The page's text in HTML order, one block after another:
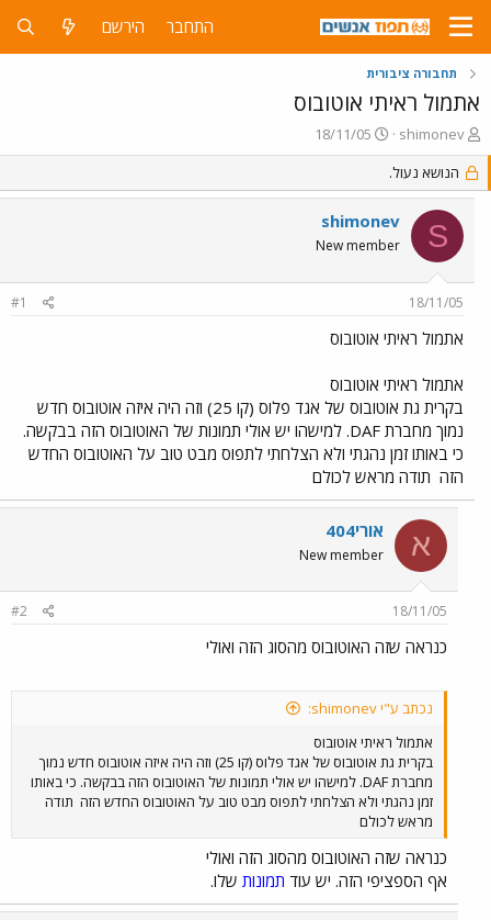
התחבר הירשם
תחבורה ציבורית
אתמול ראיתי אוטובוס
פ
ו
ת
ח
נ
shimonev
פ
ו
ס
ב
ת
ך
18/11/05
הנושא נעול.
S
shimonev
New member
18/11/05
#1
אתמול ראיתי אוטובוס
אתמול ראיתי אוטובוס
בקרית גת אוטובוס של אגד פלוס (קו 25) וזה היה איזה אוטובוס חדש
נמוך מחברת DAF. למישהו יש אולי תמונות של האוטובוס הזה בבקשה.
כי באותו זמן נהגתי ולא הצלחתי לתפוס מבט טוב על האוטובוס החדש
הזה תודה מראש לכולם
א אורי404
New member
18/11/05
#2
כנראה שזה האוטובוס מהסוג הזה ואולי
נכתב ע"י shimonev:
אתמול ראיתי אוטובוס
בקרית גת אוטובוס של אגד פלוס (קו 25) וזה היה איזה אוטובוס חדש נמוך
מחברת DAF. למישהו יש אולי תמונות של האוטובוס הזה בבקשה. כי באותו
זמן נהגתי ולא הצלחתי לתפוס מבט טוב על האוטובוס החדש הזה תודה
מראש לכולם
כנראה שזה האוטובוס מהסוג הזה ואולי
אף הספציפי הזה. יש עוד תמונות שלו.